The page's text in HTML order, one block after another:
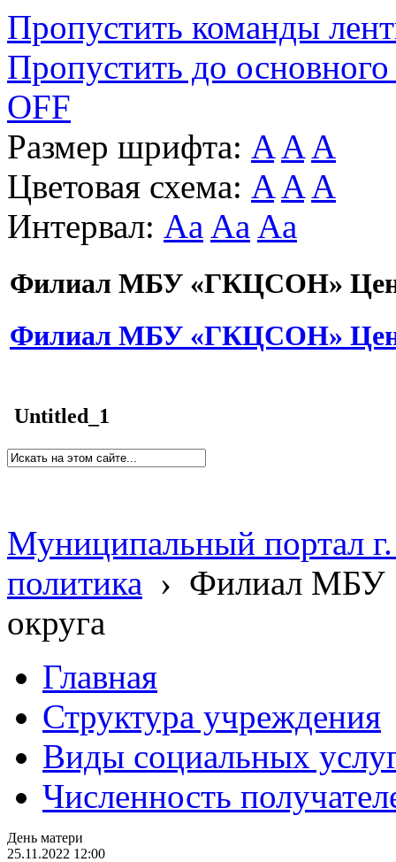
Пропустить команды
Пропустить до основного
OFF
Размер шрифта: A A A
Цветовая схема: A A A
Интервал: Aa Aa Aa
Филиал МБУ «ГКЦСОН»
Филиал МБУ «ГКЦСОН»
Untitled_1
Муниципальный портал
политика › Филиал МБУ
округа
Главная
Структура учреждения
Виды социальных
Численность
День матери
25.11.2022 12:00